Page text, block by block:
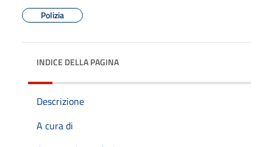
Polizia
INDICE DELLA PAGINA
Descrizione
A cura di